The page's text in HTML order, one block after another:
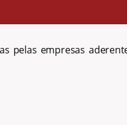
pelas empresas